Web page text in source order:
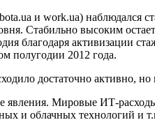
и work.ua) наблюдался
Стабильно высоким
благодаря активизации
полугодии 2012 года.
достаточно активно,
Мировые ИТ-
и облачных технологий и